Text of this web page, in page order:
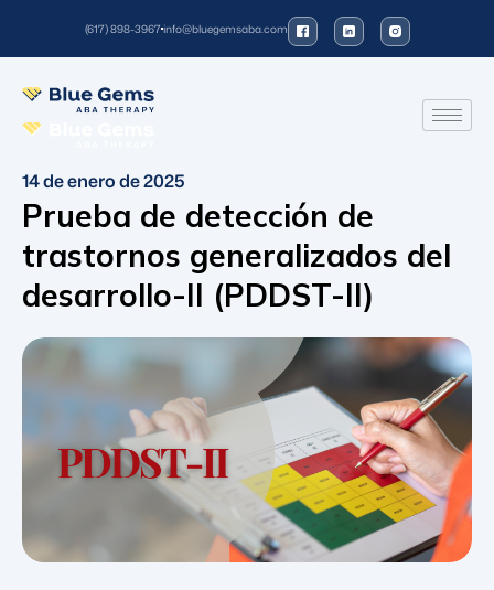
(617) 898-3967info@bluegemsaba.com
14 de enero de 2025
Prueba de detección de
trastornos generalizados del
desarrollo-II (PDDST-II)